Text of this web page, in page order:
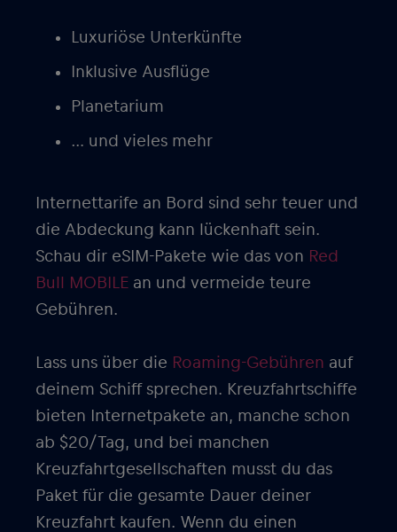
Luxuriöse Unterkünfte
Inklusive Ausflüge
Planetarium
… und vieles mehr
Internettarife an Bord sind sehr teuer und
die Abdeckung kann lückenhaft sein.
Schau dir eSIM-Pakete wie das von Red
Bull MOBILE an und vermeide teure
Gebühren.
Lass uns über die Roaming-Gebühren auf
deinem Schiff sprechen. Kreuzfahrtschiffe
bieten Internetpakete an, manche schon
ab $20/Tag, und bei manchen
Kreuzfahrtgesellschaften musst du das
Paket für die gesamte Dauer deiner
Kreuzfahrt kaufen. Wenn du einen